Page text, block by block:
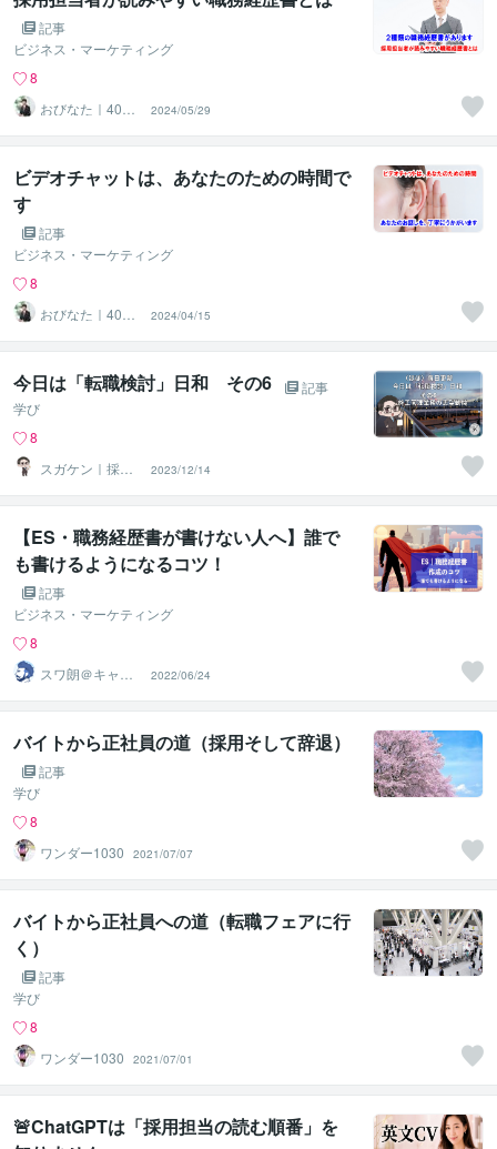
記事
ビジネス・マーケティング
8
おびなた｜40
代・50代の就活
サポーター
2024/05/29
ビデオチャットは、あなたのための時間で
す
記事
ビジネス・マーケティング
8
おびなた｜40
代・50代の就活
サポーター
2024/04/15
今日は「転職検討」日和 その6
記事
学び
8
スガケン｜採用
者の心をがっち
り掴む転職術
2023/12/14
【ES・職務経歴書が書けない人へ】誰で
も書けるようになるコツ！
記事
ビジネス・マーケティング
8
スワ朗＠キャリ
アコンサルタン
ト
2022/06/24
バイトから正社員の道（採用そして辞退）
記事
学び
8
ワンダー1030
2021/07/07
バイトから正社員への道（転職フェアに行
く）
記事
学び
8
ワンダー1030
2021/07/01
🚨ChatGPTは「採用担当の読む順番」を